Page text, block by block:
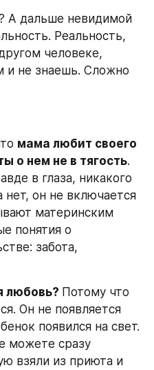
А дальше невидимой
Реальность,
человеке,
и не знаешь. Сложно
мама любит своего
о нем не в тягость.
в глаза, никакого
нет, он не включается
материнским
понятия о
забота,
любовь? Потому что
Он не появляется
появился на свет.
можете сразу
взяли из приюта и